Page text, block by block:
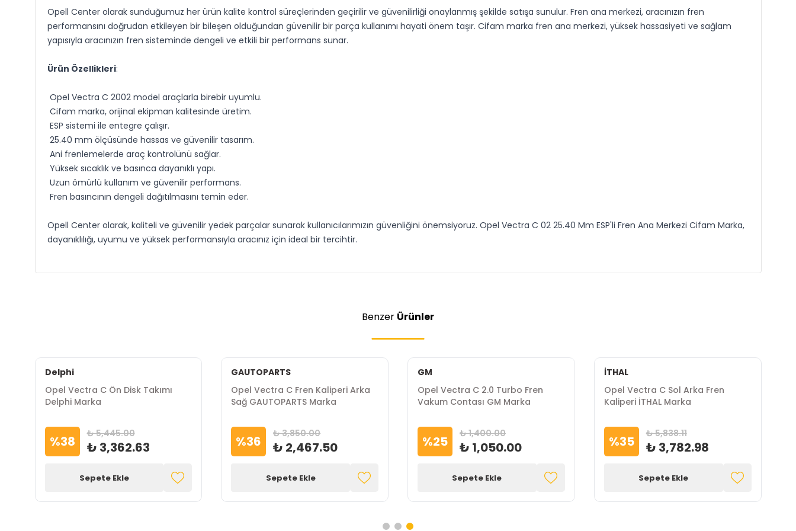
Opell Center olarak sunduğumuz her ürün kalite kontrol süreçlerinden geçirilir ve güvenilirliği onaylanmış şekilde satışa sunulur. Fren ana merkezi, aracınızın fren
performansını doğrudan etkileyen bir bileşen olduğundan güvenilir bir parça kullanımı hayati önem taşır. Cifam marka fren ana merkezi, yüksek hassasiyeti ve sağlam
yapısıyla aracınızın fren sisteminde dengeli ve etkili bir performans sunar.
Ürün Özellikleri:
Opel Vectra C 2002 model araçlarla birebir uyumlu.
Cifam marka, orijinal ekipman kalitesinde üretim.
ESP sistemi ile entegre çalışır.
25.40 mm ölçüsünde hassas ve güvenilir tasarım.
Ani frenlemelerde araç kontrolünü sağlar.
Yüksek sıcaklık ve basınca dayanıklı yapı.
Uzun ömürlü kullanım ve güvenilir performans.
Fren basıncının dengeli dağıtılmasını temin eder.
Opell Center olarak, kaliteli ve güvenilir yedek parçalar sunarak kullanıcılarımızın güvenliğini önemsiyoruz. Opel Vectra C 02 25.40 Mm ESP'li Fren Ana Merkezi Cifam Marka,
dayanıklılığı, uyumu ve yüksek performansıyla aracınız için ideal bir tercihtir.
Benzer Ürünler
Delphi
Opel Vectra C Ön Disk Takımı
Delphi Marka
%38 ₺ 5,445.00
₺ 3,362.63
Sepete Ekle
GAUTOPARTS
Opel Vectra C Fren Kaliperi Arka
Sağ GAUTOPARTS Marka
%36 ₺ 3,850.00
₺ 2,467.50
Sepete Ekle
GM
Opel Vectra C 2.0 Turbo Fren
Vakum Contası GM Marka
%25 ₺ 1,400.00
₺ 1,050.00
Sepete Ekle
İTHAL
Opel Vectra C Sol Arka Fren
Kaliperi İTHAL Marka
%35 ₺ 5,838.11
₺ 3,782.98
Sepete Ekle